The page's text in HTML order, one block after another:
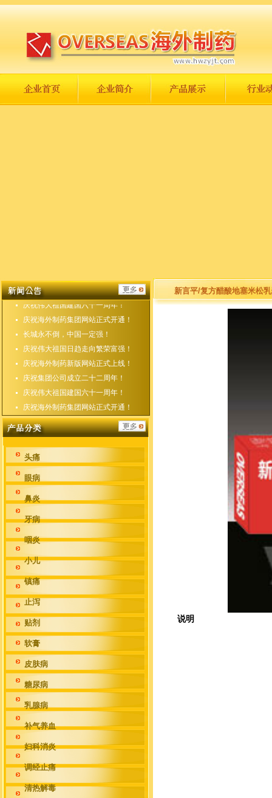
庆祝集团公司成立二十二周年！
庆祝伟大祖国建国六十一周年！
庆祝海外制药集团网站正式开通！
长城永不倒，中国一定强！
庆祝伟大祖国日趋走向繁荣富强！
庆祝海外制药新版网站正式上线！
庆祝集团公司成立二十二周年！
庆祝伟大祖国建国六十一周年！
庆祝海外制药集团网站正式开通！
头痛
眼病
鼻炎
牙病
咽炎
小儿
镇痛
止泻
贴剂
软膏
皮肤病
糖尿病
乳腺病
补气养血
妇科消炎
调经止痛
清热解毒
新言平/复方醋酸地塞米松
说明